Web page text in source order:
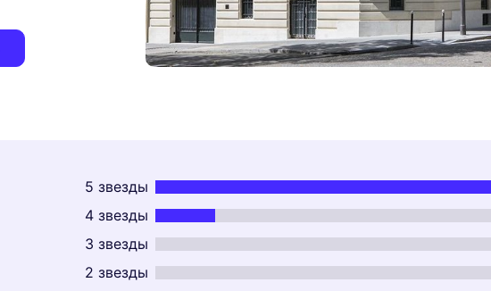
5 звезды
4 звезды
3 звезды
2 звезды